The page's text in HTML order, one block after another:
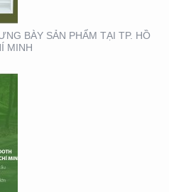
BÀY SẢN PHẨM TẠI TP. HỒ
MINH